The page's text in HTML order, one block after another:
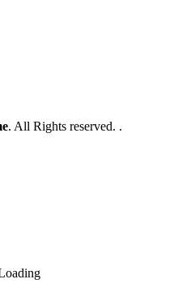
. All Rights reserved. .